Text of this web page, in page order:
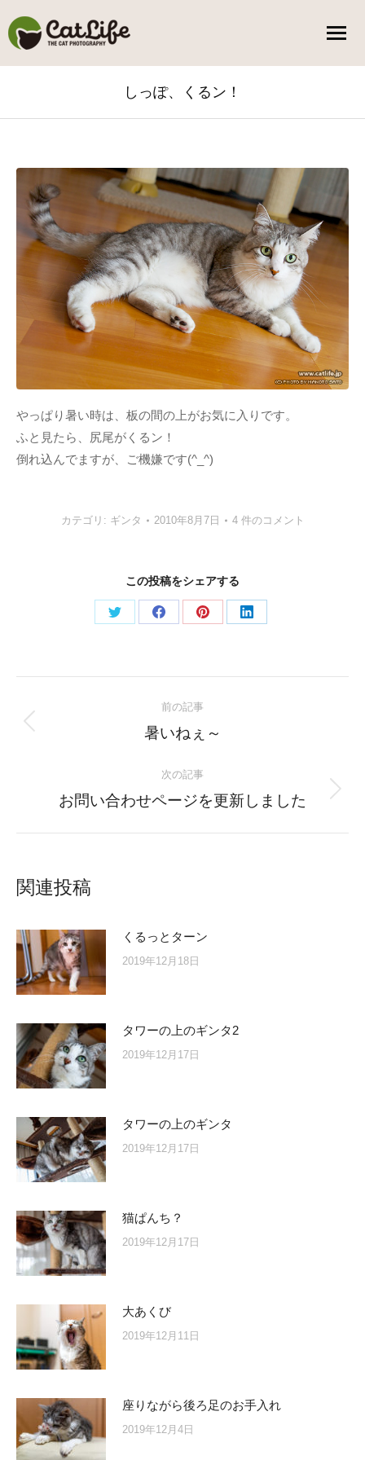
しっぽ、くるン！
やっぱり暑い時は、板の間の上がお気に入りです。
ふと見たら、尻尾がくるン！
倒れ込んでますが、ご機嫌です(^_^)
カテゴリ: ギンタ 2010年8月7日 4 件のコメント
この投稿をシェアする
Share
Share
Share
Share
navigation
前の記事
Previous
暑いねぇ～
次の記事
Next
お問い合わせページを更新しました
関連投稿
くるっとターン
2019年12月18日
タワーの上のギンタ2
2019年12月17日
タワーの上のギンタ
2019年12月17日
猫ぱんち？
2019年12月17日
大あくび
2019年12月11日
座りながら後ろ足のお手入れ
2019年12月4日